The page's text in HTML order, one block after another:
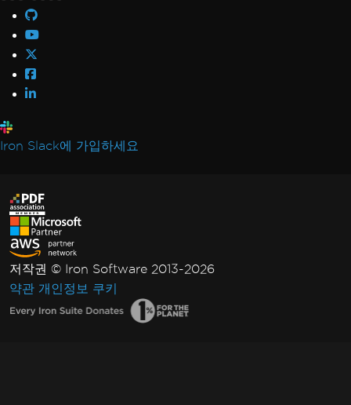
Iron Slack에 가입하세요
저작권 © Iron Software 2013-2026
약관 개인정보 쿠키